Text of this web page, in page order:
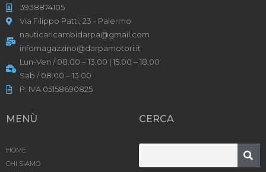
3938874105
Via Filippo Patti, 23 - Palermo
nauticaricambidarpa@gmail.com
infomagazzino@darpamotori.it
Lun-Ven / 08.00 – 13.00 | 15.00 – 18.00
Sab / 08.00 – 13.00
P: IVA 05158690825
MENÙ
HOME
CHI SIAMO
CERCA